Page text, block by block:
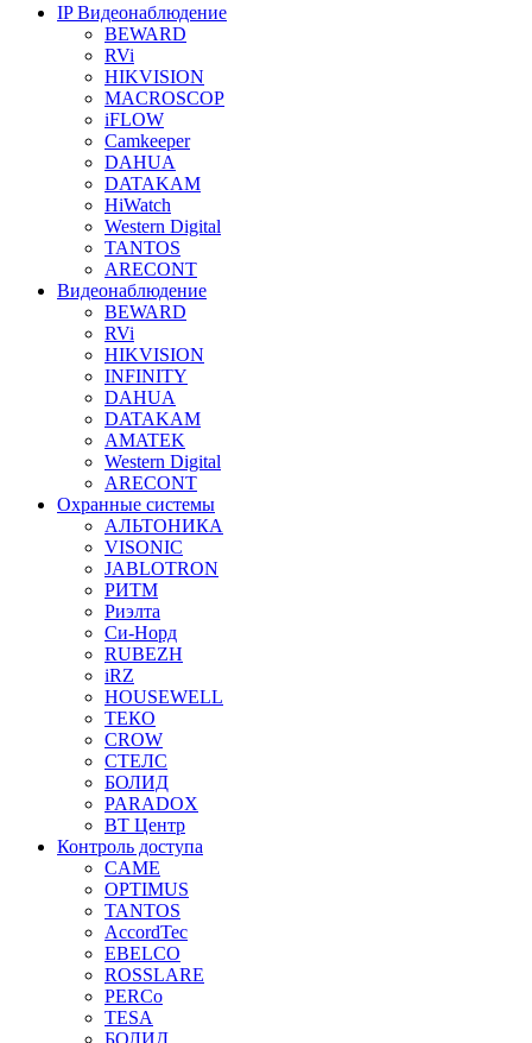
IP Видеонаблюдение
BEWARD
RVi
HIKVISION
MACROSCOP
iFLOW
Camkeeper
DAHUA
DATAKAM
HiWatch
Western Digital
TANTOS
ARECONT
Видеонаблюдение
BEWARD
RVi
HIKVISION
INFINITY
DAHUA
DATAKAM
AMATEK
Western Digital
ARECONT
Охранные системы
АЛЬТОНИКА
VISONIC
JABLOTRON
РИТМ
Риэлта
Си-Норд
RUBEZH
iRZ
HOUSEWELL
ТЕКО
CROW
СТЕЛС
БОЛИД
PARADOX
ВТ Центр
Контроль доступа
CAME
OPTIMUS
TANTOS
AccordTec
EBELCO
ROSSLARE
PERCo
TESA
БОЛИД